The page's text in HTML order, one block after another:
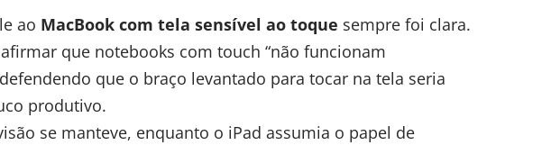
ao MacBook com tela sensível ao toque sempre foi clara.
afirmar que notebooks com touch “não funcionam
que o braço levantado para tocar na tela seria
produtivo.
se manteve, enquanto o iPad assumia o papel de